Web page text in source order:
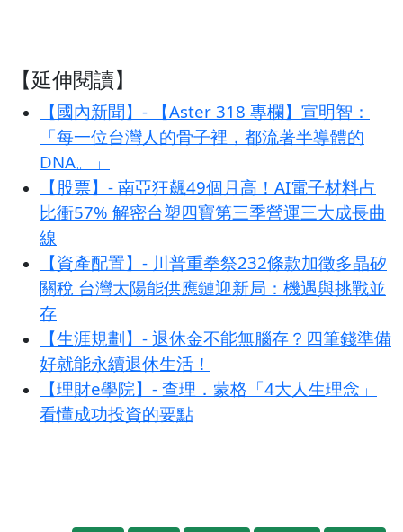
【延伸閱讀】
【國內新聞】- 【Aster 318 專欄】宣明智：
「每一位台灣人的骨子裡，都流著半導體的
DNA。」
【股票】- 南亞狂飆49個月高！AI電子材料占
比衝57% 解密台塑四寶第三季營運三大成長曲
線
【資產配置】- 川普重拳祭232條款加徵多晶矽
關稅 台灣太陽能供應鏈迎新局：機遇與挑戰並
存
【生涯規劃】- 退休金不能無腦存？四筆錢準備
好就能永續退休生活！
【理財e學院】- 查理．蒙格「4大人生理念」
看懂成功投資的要點